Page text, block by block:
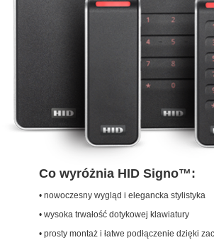
Co wyróżnia HID Signo™:
• nowoczesny wygląd i elegancka stylistyka
• wysoka trwałość dotykowej klawiatury
• prosty montaż i łatwe podłączenie dzięki